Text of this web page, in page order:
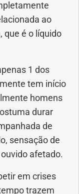
ao
que é o líquido
1 dos
tem início
homens
durar
de
sensação de
afetado.
em crises
trazem